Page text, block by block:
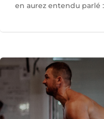
en aurez entendu parlé :